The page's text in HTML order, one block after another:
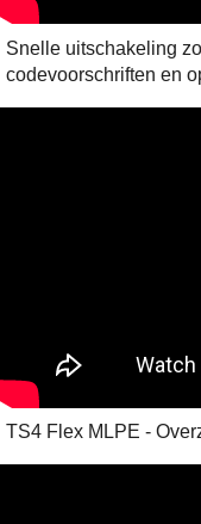
Snelle uitschakeling
codevoorschriften en
TS4 Flex MLPE -